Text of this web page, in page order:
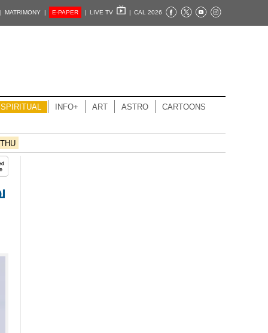
MATRIMONY | E-PAPER | LIVE TV | CAL 2026
SPIRITUAL INFO+ ART ASTRO CARTOONS